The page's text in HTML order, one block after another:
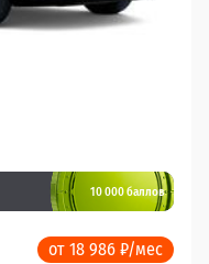
10 000 баллов
от 18 986 ₽/мес